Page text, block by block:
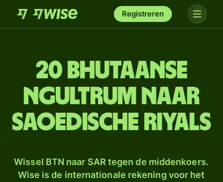
Registreren
20 Bhutaanse
ngultrum naar
Saoedische riyals
Wissel BTN naar SAR tegen de middenkoers.
Wise is de internationale rekening voor het